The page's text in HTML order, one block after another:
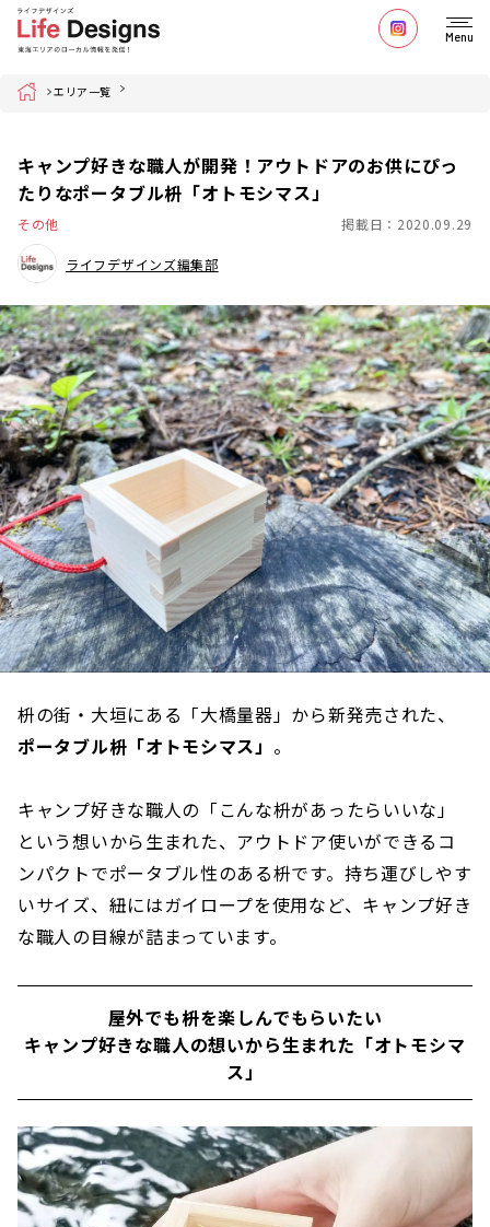
Menu
Home エリア一覧
キャンプ好きな職人が開発！アウトドアのお供にぴっ
たりなポータブル枡「オトモシマス」
その他 掲載日：2020.09.29
ライフデザインズ編集部
枡の街・大垣にある「大橋量器」から新発売された、
ポータブル枡「オトモシマス」 。
キャンプ好きな職人の「こんな枡があったらいいな」
という想いから生まれた、アウトドア使いができるコ
ンパクトでポータブル性のある枡です。持ち運びしやす
いサイズ、紐にはガイロープを使用など、キャンプ好き
な職人の目線が詰まっています。
屋外でも枡を楽しんでもらいたい
キャンプ好きな職人の想いから生まれた「オトモシマ
ス」